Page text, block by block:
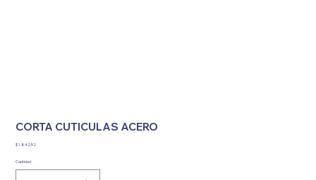
CORTA CUTICULAS ACERO
Precio
$ 1.842,52
Cantidad